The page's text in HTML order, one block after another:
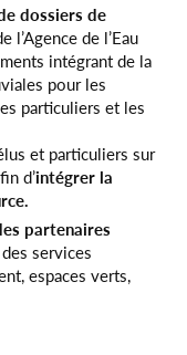
dossiers de
l’Agence de l’Eau
intégrant de la
pour les
particuliers et les
et particuliers sur
d’intégrer la
partenaires
services
espaces verts,